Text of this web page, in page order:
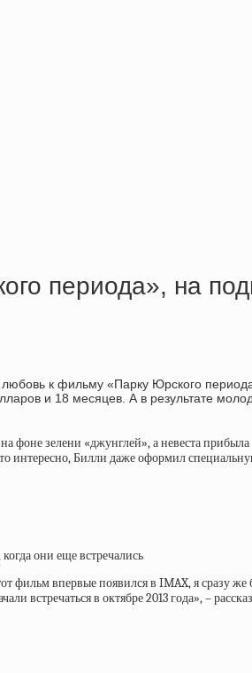
периода», на
к фильму «Парку Юрского
и 18 месяцев. А в результате
зелени «джунглей», а невеста прибыла
интересно, Билли даже оформил
они еще встречались
фильм впервые появился в IMAX, я сразу
в октябре 2013 года», –